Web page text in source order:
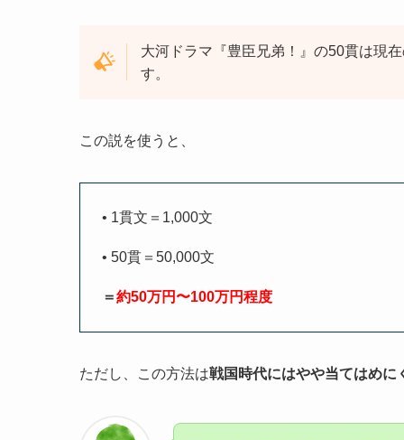
大河ドラマ『豊臣兄弟！』の50貫は現
す。
この説を使うと、
• 1貫文＝1,000文
• 50貫＝50,000文
＝約50万円〜100万円程度
ただし、この方法は戦国時代にはやや当てはめに